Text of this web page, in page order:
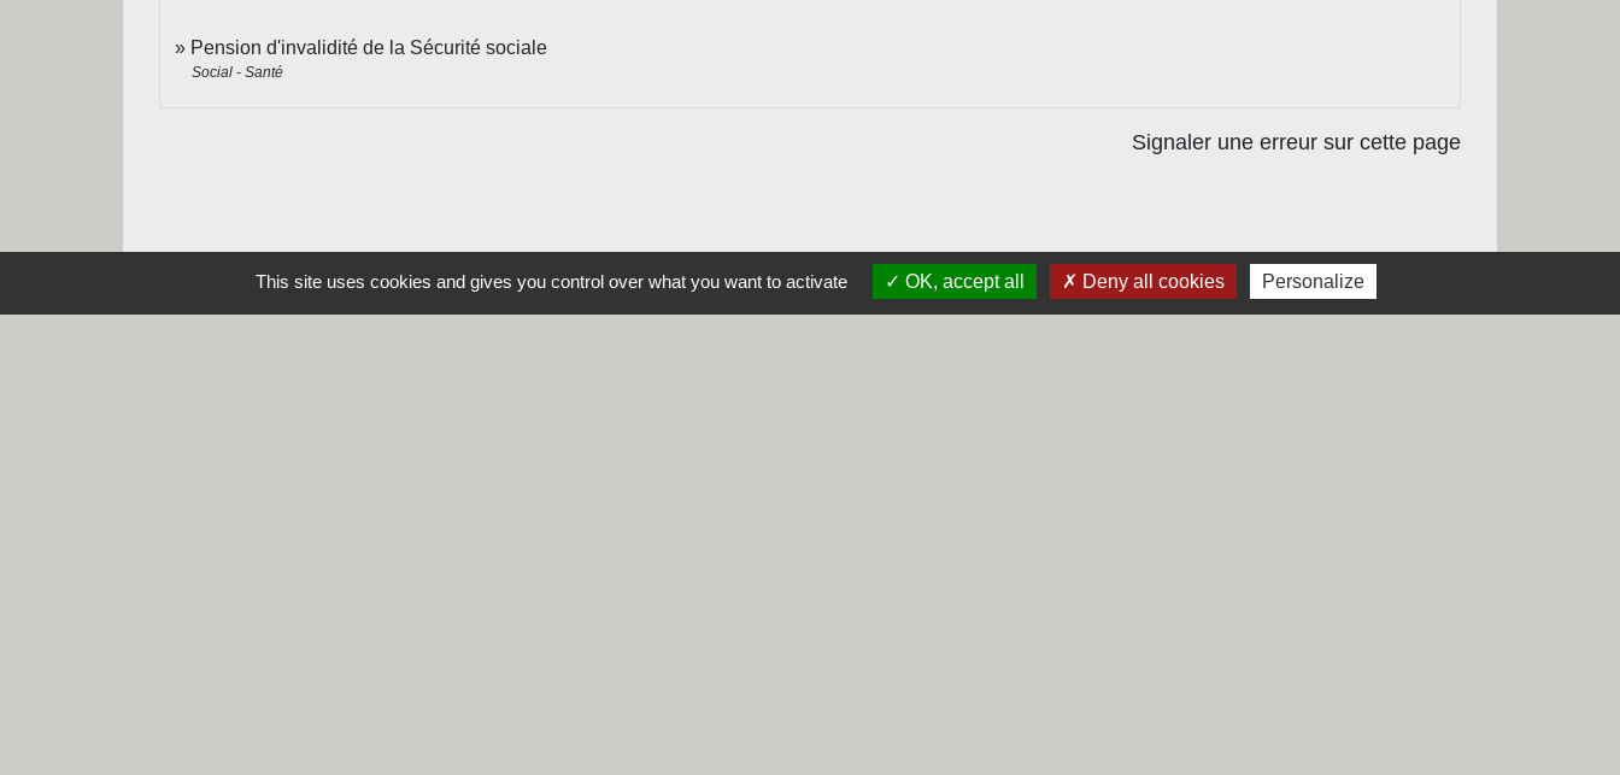
Pension d'invalidité de la Sécurité sociale
Social - Santé
Signaler une erreur sur cette page
This site uses cookies and gives you control over what you want to activate OK, accept all Deny all cookies Personalize